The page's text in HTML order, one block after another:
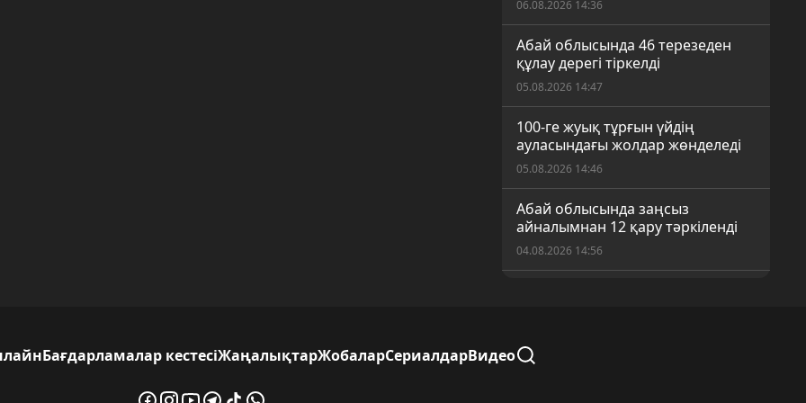
06.08.2026 14:36
Абай облысында 46 терезеден
құлау дерегі тіркелді
05.08.2026 14:47
100-ге жуық тұрғын үйдің
ауласындағы жолдар жөнделеді
05.08.2026 14:46
Абай облысында заңсыз
айналымнан 12 қару тәркіленді
04.08.2026 14:56
Ауылдардағы сайлау учаскелері
Бағдарламалар кестесіЖаңалықтарЖобаларСериалдарВидео